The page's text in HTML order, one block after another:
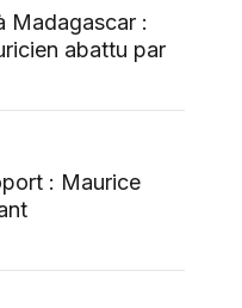
Madagascar :
abattu par
: Maurice